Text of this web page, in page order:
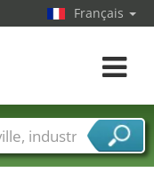
Français
Toggle
Secteurs de foire